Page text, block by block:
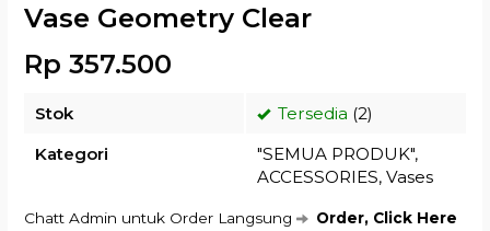
Vase Geometry Clear
Rp 357.500
Stok Tersedia (2)
Kategori
"SEMUA PRODUK",
ACCESSORIES, Vases
Chatt Admin untuk Order Langsung Order, Click Here